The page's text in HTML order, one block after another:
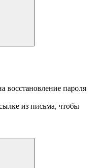
восстановление пароля
из письма, чтобы